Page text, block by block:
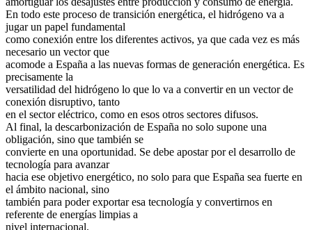
En todo este proceso de transición energética, el hidrógeno va a
jugar un papel fundamental
como conexión entre los diferentes activos, ya que cada vez es más
necesario un vector que
acomode a España a las nuevas formas de generación energética. Es
precisamente la
versatilidad del hidrógeno lo que lo va a convertir en un vector de
conexión disruptivo, tanto
en el sector eléctrico, como en esos otros sectores difusos.
Al final, la descarbonización de España no solo supone una
obligación, sino que también se
convierte en una oportunidad. Se debe apostar por el desarrollo de
tecnología para avanzar
hacia ese objetivo energético, no solo para que España sea fuerte en
el ámbito nacional, sino
también para poder exportar esa tecnología y convertirnos en
referente de energías limpias a
nivel internacional.